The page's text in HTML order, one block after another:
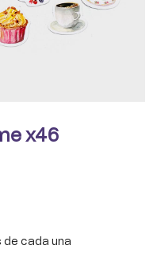
x46
de cada una